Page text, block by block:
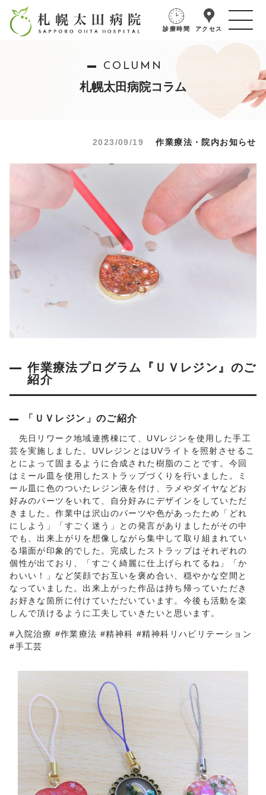
診療時間 アクセス
COLUMN
札幌太田病院コラム
2023/09/19 作業療法・院内お知らせ
作業療法プログラム『ＵＶレジン』のご
紹介
「ＵＶレジン」のご紹介
先日リワーク地域連携棟にて、UVレジンを使用した手工
芸を実施しました。UVレジンとはUVライトを照射させるこ
とによって固まるように合成された樹脂のことです。今回
はミール皿を使用したストラップづくりを行いました。ミ
ール皿に色のついたレジン液を付け、ラメやダイヤなどお
好みのパーツをいれて、自分好みにデザインをしていただ
きました。作業中は沢山のパーツや色があったため「どれ
にしよう」「すごく迷う」との発言がありましたがその中
でも、出来上がりを想像しながら集中して取り組まれてい
る場面が印象的でした。完成したストラップはそれぞれの
個性が出ており、「すごく綺麗に仕上げられてるね」「か
わいい！」など笑顔でお互いを褒め合い、穏やかな空間と
なっていました。出来上がった作品は持ち帰っていただき
お好きな箇所に付けていただいています。今後も活動を楽
しんで頂けるように工夫していきたいと思います。
#入院治療 #作業療法 #精神科 #精神科リハビリテーション
#手工芸